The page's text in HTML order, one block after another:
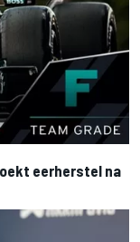
eerherstel na